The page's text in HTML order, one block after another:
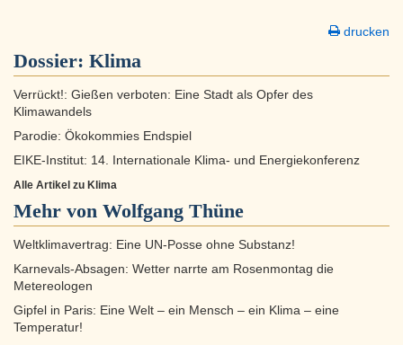
drucken
Dossier: Klima
Verrückt!: Gießen verboten: Eine Stadt als Opfer des
Klimawandels
Parodie: Ökokommies Endspiel
EIKE-Institut: 14. Internationale Klima- und Energiekonferenz
Alle Artikel zu Klima
Mehr von Wolfgang Thüne
Weltklimavertrag: Eine UN-Posse ohne Substanz!
Karnevals-Absagen: Wetter narrte am Rosenmontag die
Metereologen
Gipfel in Paris: Eine Welt – ein Mensch – ein Klima – eine
Temperatur!